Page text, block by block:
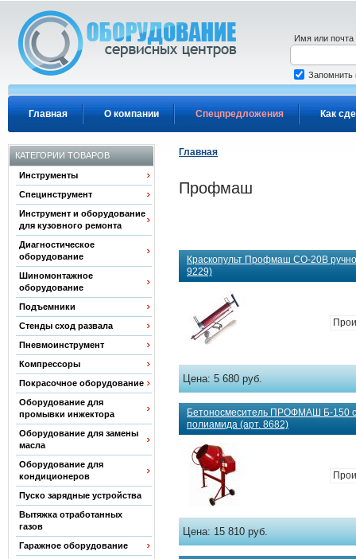
Главная О компании Спецпредложения Как
Имя или почта
Запомнить
КАТЕГОРИИ ТОВАРОВ
Инструменты
Специнструмент
Инструмент и оборудование
для кузовного ремонта
Диагностическое
оборудование
Шиномонтажное
оборудование
Подъемники
Стенды сход развала
Пневмоинструмент
Компрессоры
Покрасочное оборудование
Оборудование для
промывки инжектора
Оборудование для замены
масла
Оборудование для
кондиционеров
Пуско зарядные устройства
Вытяжка отработанных
газов
Гаражное оборудование
Главная
Профмаш
Краскопульт Профмаш СО-20В
9229)
Цена:5 680 руб.
Бетоносмеситель ПРОФМАШ Б-150
полиамида (арт. 8682)
Цена:15 810 руб.